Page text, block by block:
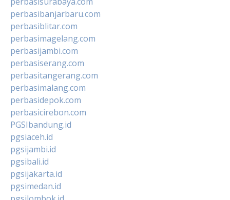
perbasibanjarbaru.com
perbasiblitar.com
perbasimagelang.com
perbasijambi.com
perbasiserang.com
perbasitangerang.com
perbasimalang.com
perbasidepok.com
perbasicirebon.com
PGSIbandung.id
pgsiaceh.id
pgsijambi.id
pgsibali.id
pgsijakarta.id
pgsimedan.id